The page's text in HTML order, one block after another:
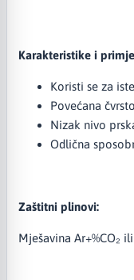
Karakteristike i
Koristi se za
Povećana
Nizak nivo
Odlična
Zaštitni plinovi:
Mješavina Ar+%CO₂ ili